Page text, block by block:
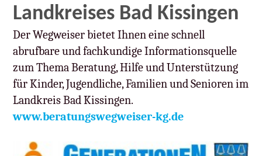
Landkreises Bad Kissingen
Der Wegweiser bietet Ihnen eine schnell
abrufbare und fachkundige Informationsquelle
zum Thema Beratung, Hilfe und Unterstützung
für Kinder, Jugendliche, Familien und Senioren im
Landkreis Bad Kissingen.
www.beratungswegweiser-kg.de